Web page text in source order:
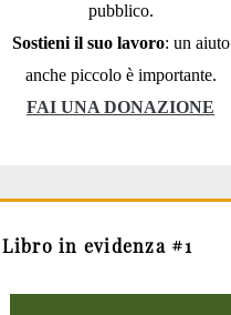
pubblico.
Sostieni il suo lavoro: un aiuto
anche piccolo è importante.
FAI UNA DONAZIONE
Libro in evidenza #1